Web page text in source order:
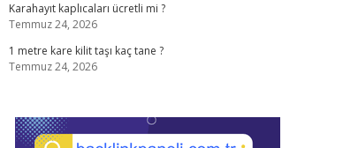
Karahayıt kaplıcaları ücretli mi ?
Temmuz 24, 2026
1 metre kare kilit taşı kaç tane ?
Temmuz 24, 2026